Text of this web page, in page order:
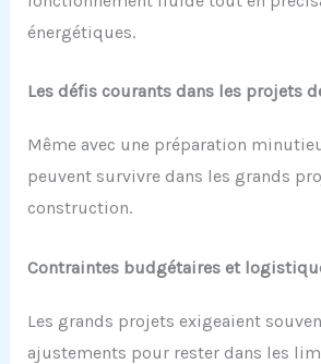
énergétiques.
Les défis courants dans les projets
Même avec une préparation
peuvent survivre dans les grands
construction.
Contraintes budgétaires et
Les grands projets exigeaient
ajustements pour rester dans les